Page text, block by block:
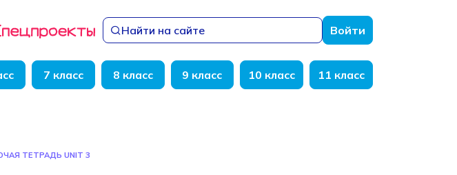
Найти на сайте Войти
7 класс 8 класс 9 класс 10 класс 11 класс
ТЕТРАДЬ UNIT 3